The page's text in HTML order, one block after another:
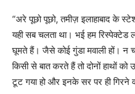
“अरे पूछो पूछो, तमीज़ इलाहाबाद के
यही सब चलता था। भई हम रिस्पेक्टेड
घूमते हैं। जैसे कोई गुंडा मवाली हों। न
किसी से बात करते हैं तो दोनों हाथों
टूट गया हो और इनके सर पर ही गिरने